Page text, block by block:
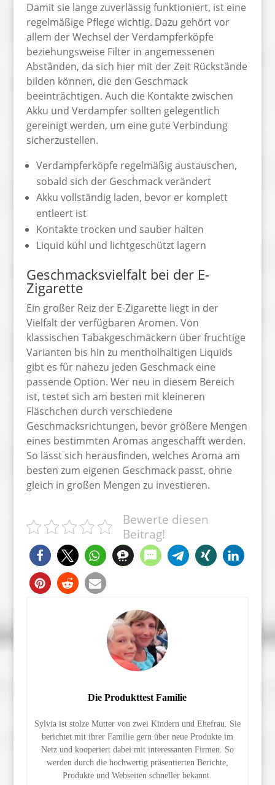
Damit sie lange zuverlässig funktioniert, ist eine
regelmäßige Pflege wichtig. Dazu gehört vor
allem der Wechsel der Verdampferköpfe
beziehungsweise Filter in angemessenen
Abständen, da sich hier mit der Zeit Rückstände
bilden können, die den Geschmack
beeinträchtigen. Auch die Kontakte zwischen
Akku und Verdampfer sollten gelegentlich
gereinigt werden, um eine gute Verbindung
sicherzustellen.
Verdampferköpfe regelmäßig austauschen,
sobald sich der Geschmack verändert
Akku vollständig laden, bevor er komplett
entleert ist
Kontakte trocken und sauber halten
Liquid kühl und lichtgeschützt lagern
Geschmacksvielfalt bei der E-
Zigarette
Ein großer Reiz der E-Zigarette liegt in der
Vielfalt der verfügbaren Aromen. Von
klassischen Tabakgeschmäckern über fruchtige
Varianten bis hin zu mentholhaltigen Liquids
gibt es für nahezu jeden Geschmack eine
passende Option. Wer neu in diesem Bereich
ist, testet sich am besten mit kleineren
Fläschchen durch verschiedene
Geschmacksrichtungen, bevor größere Mengen
eines bestimmten Aromas angeschafft werden.
So lässt sich herausfinden, welches Aroma am
besten zum eigenen Geschmack passt, ohne
gleich in großen Mengen zu investieren.
Bewerte diesen
Beitrag!
Die Produkttest Familie
Sylvia ist stolze Mutter von zwei Kindern und Ehefrau. Sie
berichtet mit ihrer Familie gern über neue Produkte im
Netz und kooperiert dabei mit interessanten Firmen. So
werden durch die hochwertig präsentierten Berichte,
Produkte und Webseiten schneller bekannt.